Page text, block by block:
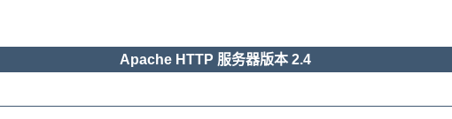
Apache HTTP 服务器版本 2.4